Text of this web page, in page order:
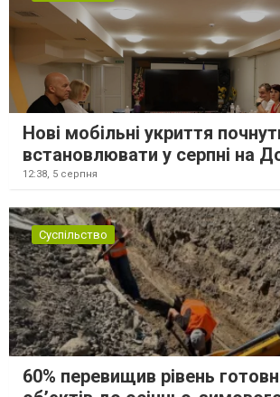
Нові мобільні укриття
встановлювати у серпні на
12:38, 5 серпня
Суспільство
60% перевищив рівень